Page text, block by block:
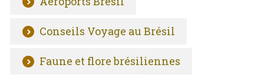
Conseils Voyage au Brésil
Faune et flore brésiliennes